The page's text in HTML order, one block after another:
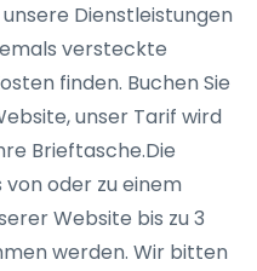
Dienstleistungen
versteckte
finden. Buchen Sie
unser Tarif wird
Brieftasche.Die
von oder zu einem
Website bis zu 3
werden. Wir bitten